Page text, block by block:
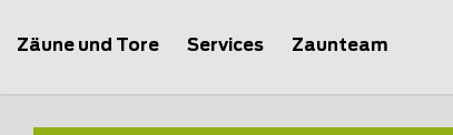
Zäune und Tore Services Zaunteam